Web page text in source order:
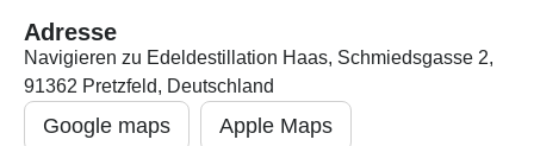
Adresse
Navigieren zu Edeldestillation Haas, Schmiedsgasse 2,
91362 Pretzfeld, Deutschland
Google maps Apple Maps